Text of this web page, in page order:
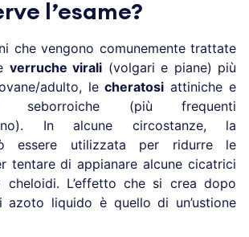
l’esame?
che vengono comunemente trattate
verruche virali (volgari e piane) più
adulto, lecheratosi attiniche e
seborroiche (più frequenti
In alcune circostanze, la
essere utilizzata per ridurre le
tentare di appianare alcune cicatrici
cheloidi. L’effetto che si crea dopo
azoto liquido è quello di un’ustione